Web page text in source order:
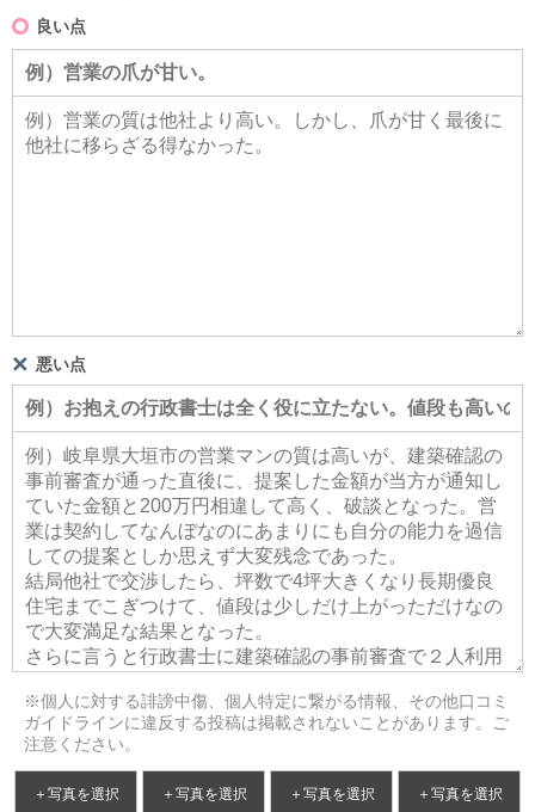
良い点
悪い点
※個人に対する誹謗中傷、個人特定に繋がる情報、その他口コミ
ガイドラインに違反する投稿は掲載されないことがあります。ご
注意ください。
＋写真を選択 ＋写真を選択 ＋写真を選択 ＋写真を選択